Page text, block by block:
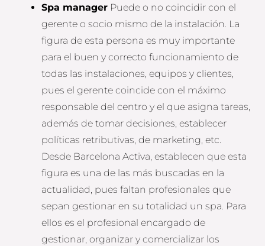
Spa manager Puede o no coincidir con el
gerente o socio mismo de la instalación. La
figura de esta persona es muy importante
para el buen y correcto funcionamiento de
todas las instalaciones, equipos y clientes,
pues el gerente coincide con el máximo
responsable del centro y el que asigna tareas,
además de tomar decisiones, establecer
políticas retributivas, de marketing, etc.
Desde Barcelona Activa, establecen que esta
figura es una de las más buscadas en la
actualidad, pues faltan profesionales que
sepan gestionar en su totalidad un spa. Para
ellos es el profesional encargado de
gestionar, organizar y comercializar los